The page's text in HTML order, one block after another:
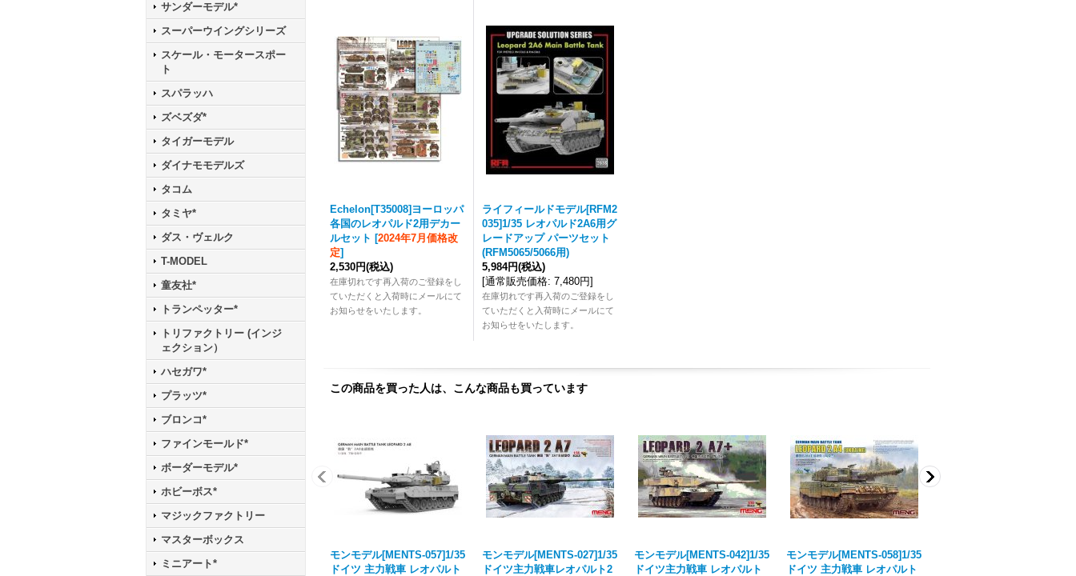
サンダーモデル*
スーパーウイングシリーズ
スケール・モータースポー
ト
スパラッハ
ズベズダ*
タイガーモデル
ダイナモモデルズ
タコム
タミヤ*
ダス・ヴェルク
T-MODEL
童友社*
トランペッター*
トリファクトリー (インジ
ェクション）
ハセガワ*
プラッツ*
ブロンコ*
ファインモールド*
ボーダーモデル*
ホビーボス*
マジックファクトリー
マスターボックス
ミニアート*
Echelon[T35008]ヨーロッパ
各国のレオパルド2用デカー
ルセット [2024年7月価格改
定]
2,530円(税込)
在庫切れです再入荷のご登録をし
ていただくと入荷時にメールにて
お知らせをいたします。
ライフィールドモデル[RFM2
035]1/35 レオパルド2A6用グ
レードアップ パーツセット
(RFM5065/5066用)
5,984円(税込)
[通常販売価格: 7,480円]
在庫切れです再入荷のご登録をし
ていただくと入荷時にメールにて
お知らせをいたします。
この商品を買った人は、こんな商品も買っています
モンモデル[MENTS-057]1/35
ドイツ 主力戦車 レオパルト
モンモデル[MENTS-027]1/35
ドイツ主力戦車レオパルト2
モンモデル[MENTS-042]1/35
ドイツ主力戦車 レオパルト
モンモデル[MENTS-058]1/35
ドイツ 主力戦車 レオパルト